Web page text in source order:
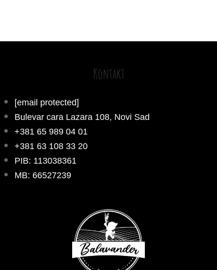
Kontakt
[email protected]
Bulevar cara Lazara 108, Novi Sad
+381 65 989 04 01
+381 63 108 33 20
PIB: 113038361
MB: 66527239